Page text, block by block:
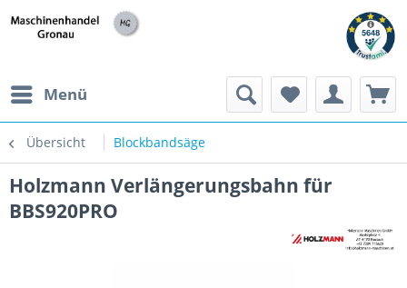
Menü
Übersicht Blockbandsäge
Holzmann Verlängerungsbahn für
BBS920PRO